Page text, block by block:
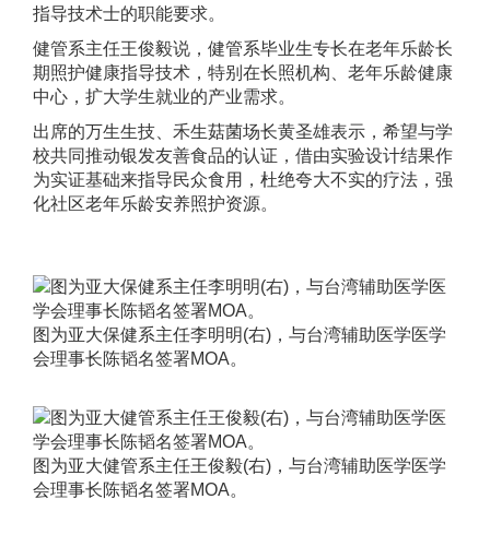
指导技术士的职能要求。
健管系主任王俊毅说，健管系毕业生专长在老年乐龄长
期照护健康指导技术，特别在长照机构、老年乐龄健康
中心，扩大学生就业的产业需求。
出席的万生生技、禾生菇菌场长黄圣雄表示，希望与学
校共同推动银发友善食品的认证，借由实验设计结果作
为实证基础来指导民众食用，杜绝夸大不实的疗法，强
化社区老年乐龄安养照护资源。
图为亚大保健系主任李明明(右)，与台湾辅助医学医学
会理事长陈韬名签署MOA。
图为亚大健管系主任王俊毅(右)，与台湾辅助医学医学
会理事长陈韬名签署MOA。